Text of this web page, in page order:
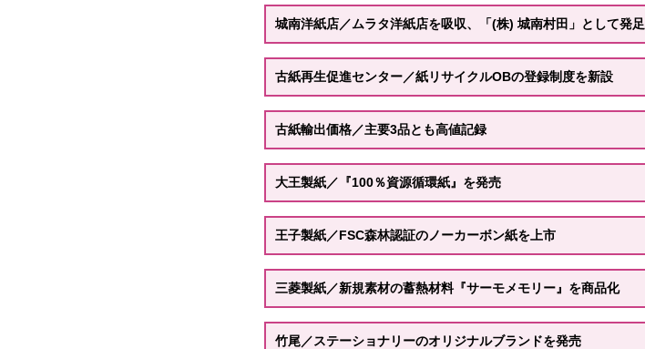
城南洋紙店／ムラタ洋紙店を吸収、「(株) 城南村田」として発足
古紙再生促進センター／紙リサイクルOBの登録制度を新設
古紙輸出価格／主要3品とも高値記録
大王製紙／『100％資源循環紙』を発売
王子製紙／FSC森林認証のノーカーボン紙を上市
三菱製紙／新規素材の蓄熱材料『サーモメモリー』を商品化
竹尾／ステーショナリーのオリジナルブランドを発売